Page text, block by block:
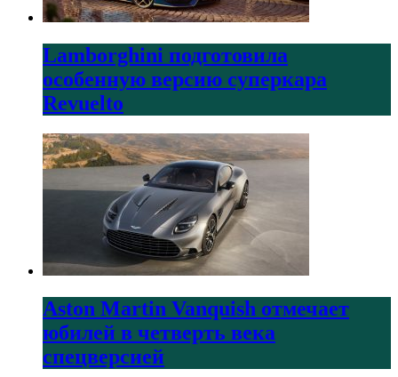
Lamborghini подготовила
особенную версию суперкара
Revuelto
Aston Martin Vanquish отмечает
юбилей в четверть века
спецверсией